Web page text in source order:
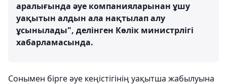
аралығында әуе компанияларынан ұшу
уақытын алдын ала нақтылап алу
ұсынылады", делінген Көлік министрлігі
хабарламасында.
Сонымен бірге әуе кеңістігінің уақытша жабылуына